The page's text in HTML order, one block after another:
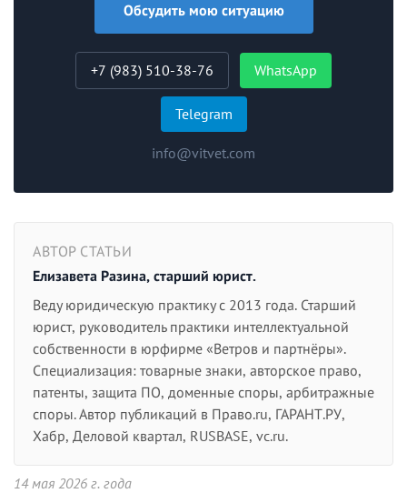
Обсудить мою ситуацию
+7 (983) 510-38-76 WhatsApp
Telegram
info@vitvet.com
АВТОР СТАТЬИ
Елизавета Разина, старший юрист.
Веду юридическую практику с 2013 года. Старший
юрист, руководитель практики интеллектуальной
собственности в юрфирме «Ветров и партнёры».
Специализация: товарные знаки, авторское право,
патенты, защита ПО, доменные споры, арбитражные
споры. Автор публикаций в Право.ru, ГАРАНТ.РУ,
Хабр, Деловой квартал, RUSBASE, vc.ru.
14 мая 2026 г. года